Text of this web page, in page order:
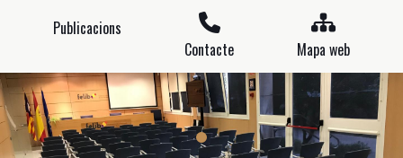
Publicacions
Contacte
Mapa web